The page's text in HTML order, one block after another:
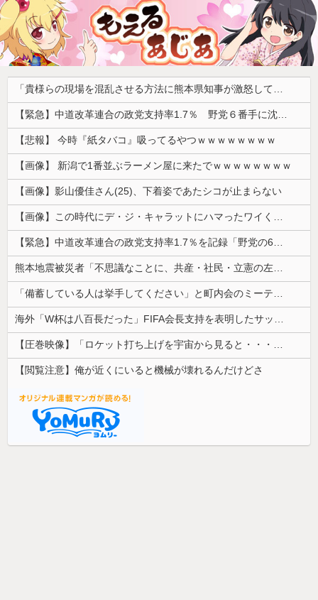
「貴様らの現場を混乱させる方法に熊本県知事が激怒してんだよ」と報道特集の非常識すぎる要求に視聴者激怒仕事に矜持とかないのかね？、
【緊急】中道改革連合の政党支持率1.7％ 野党６番手に沈む・・・
【悲報】 今時『紙タバコ』吸ってるやつｗｗｗｗｗｗｗｗ
【画像】 新潟で1番並ぶラーメン屋に来たでｗｗｗｗｗｗｗｗ
【画像】影山優佳さん(25)、下着姿であたシコが止まらない
【画像】この時代にデ・ジ・キャラットにハマったワイくんに掛けてあげたい言葉ｗｗｗｗｗ
【緊急】中道改革連合の政党支持率1.7％を記録「野党の6番手に沈む」
熊本地震被災者「不思議なことに、共産・社民・立憲の左派は本当に被害の大きい地域には来ていない。」
「備蓄している人は挙手してください」と町内会のミーティング、何の気なしに手を挙げてしまった結果……
海外「W杯は八百長だった」FIFA会長支持を表明したサッカー協会に海外大騒ぎ！（海外の反応）
【圧巻映像】「ロケット打ち上げを宇宙から見ると・・・」の動画が衝撃的
【閲覧注意】俺が近くにいると機械が壊れるんだけどさ